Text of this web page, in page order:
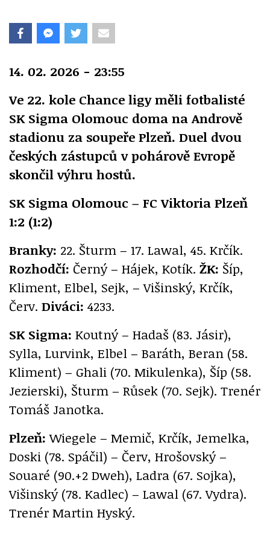
14. 02. 2026 - 23:55
Ve 22. kole Chance ligy měli fotbalisté
SK Sigma Olomouc doma na Andrově
stadionu za soupeře Plzeň. Duel dvou
českých zástupců v pohárově Evropě
skončil výhru hostů.
SK Sigma Olomouc – FC Viktoria Plzeň
1:2 (1:2)
Branky: 22. Šturm – 17. Lawal, 45. Krčík.
Rozhodčí: Černý – Hájek, Kotík. ŽK: Šíp,
Kliment, Elbel, Sejk, – Višinský, Krčík,
Červ. Diváci: 4233.
SK Sigma: Koutný – Hadaš (83. Jásir),
Sylla, Lurvink, Elbel – Baráth, Beran (58.
Kliment) – Ghali (70. Mikulenka), Šíp (58.
Jezierski), Šturm – Růsek (70. Sejk). Trenér
Tomáš Janotka.
Plzeň: Wiegele – Memič, Krčík, Jemelka,
Doski (78. Spáčil) – Červ, Hrošovský –
Souaré (90.+2 Dweh), Ladra (67. Sojka),
Višinský (78. Kadlec) – Lawal (67. Vydra).
Trenér Martin Hyský.